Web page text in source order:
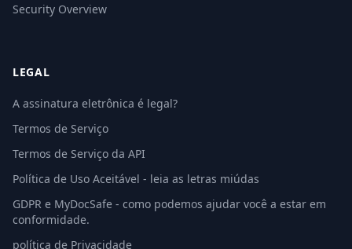
Security Overview
LEGAL
A assinatura eletrônica é legal?
Termos de Serviço
Termos de Serviço da API
Política de Uso Aceitável - leia as letras miúdas
GDPR e MyDocSafe - como podemos ajudar você a estar em
conformidade.
política de Privacidade